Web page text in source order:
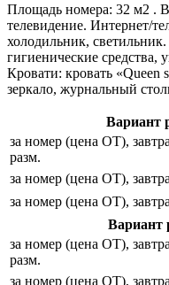
Площадь номера: 32 м2 .
телевидение. Интернет/
холодильник,
гигиенические средства,
Кровати: кровать «Queen
зеркало, журнальный
Вариант
за номер (цена ОТ),
разм.
за номер (цена ОТ),
за номер (цена ОТ),
Вариант
за номер (цена ОТ),
разм.
за номер (цена ОТ),